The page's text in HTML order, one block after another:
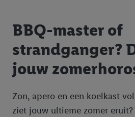
BBQ-master of
strandganger?
jouw
Zon, apero en een koelkast
ziet jouw ultieme zomer